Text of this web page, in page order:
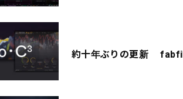
約十年ぶりの更新